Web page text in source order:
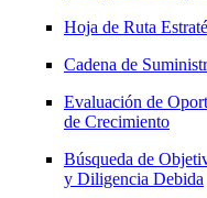
Hoja de Ruta
Cadena de
Evaluación de
de Crecimiento
Búsqueda de
y Diligencia Debida